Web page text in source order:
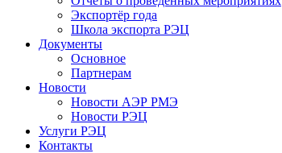
Экспортёр года
Школа экспорта РЭЦ
Документы
Основное
Партнерам
Новости
Новости АЭР РМЭ
Новости РЭЦ
Услуги РЭЦ
Контакты